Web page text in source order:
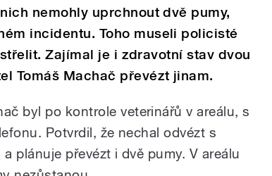
nemohly uprchnout dvě pumy,
incidentu. Toho museli policisté
Zajímal je i zdravotní stav dvou
Tomáš Machač převézt jinam.
byl po kontrole veterinářů v areálu, s
Potvrdil, že nechal odvézt s
plánuje převézt i dvě pumy. V areálu